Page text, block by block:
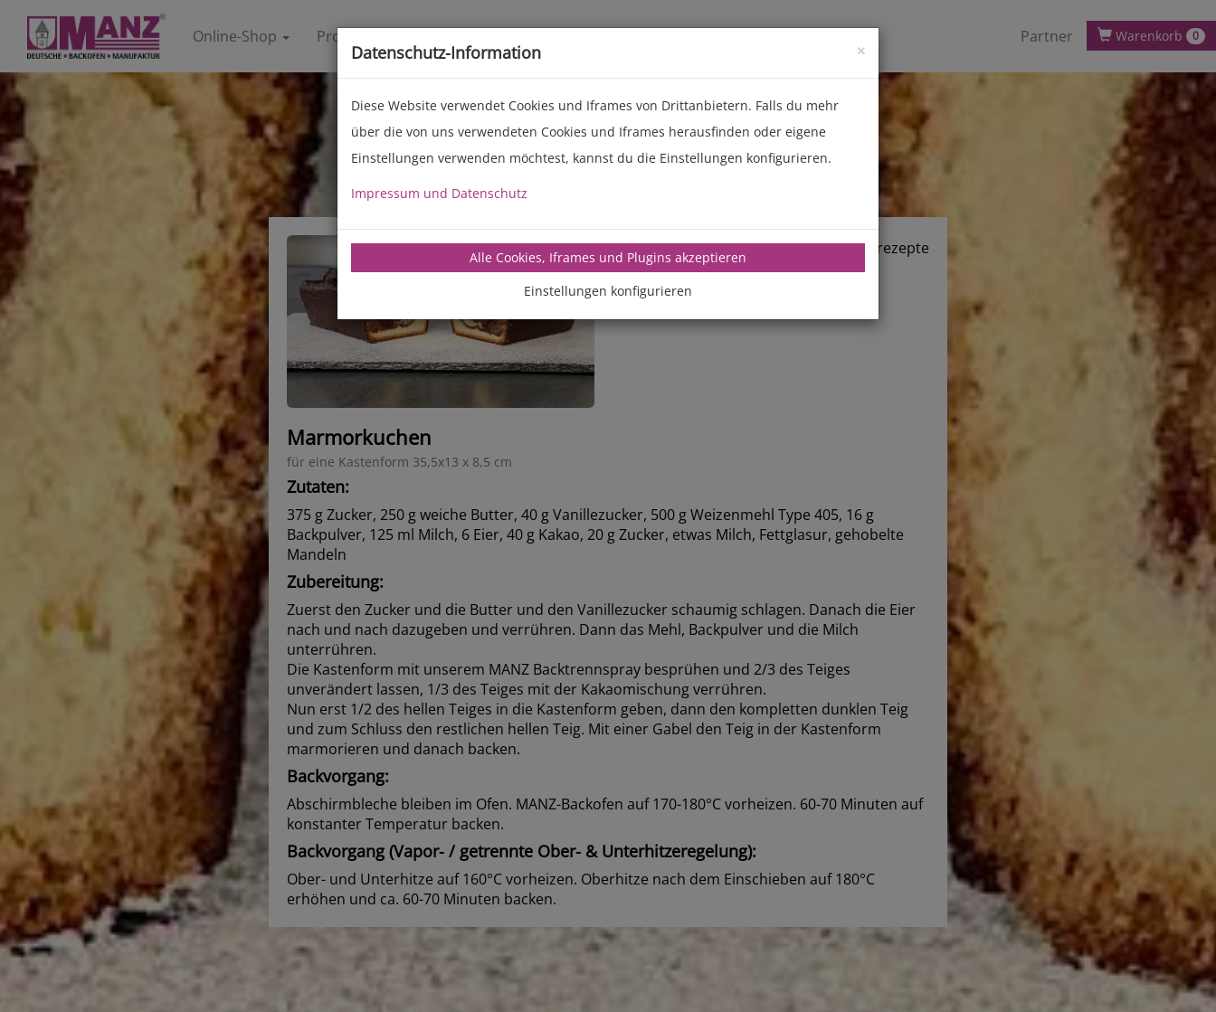
Online-Shop Produkte Partner Warenkorb 0
manz-backtechnik.de/rezepte
Marmorkuchen
für eine Kastenform 35,5x13 x 8,5 cm
Zutaten:
375 g Zucker, 250 g weiche Butter, 40 g Vanillezucker, 500 g Weizenmehl Type 405, 16 g
Backpulver, 125 ml Milch, 6 Eier, 40 g Kakao, 20 g Zucker, etwas Milch, Fettglasur, gehobelte
Mandeln
Zubereitung:
Zuerst den Zucker und die Butter und den Vanillezucker schaumig schlagen. Danach die Eier
nach und nach dazugeben und verrühren. Dann das Mehl, Backpulver und die Milch
unterrühren.
Die Kastenform mit unserem MANZ Backtrennspray besprühen und 2/3 des Teiges
unverändert lassen, 1/3 des Teiges mit der Kakaomischung verrühren.
Nun erst 1/2 des hellen Teiges in die Kastenform geben, dann den kompletten dunklen Teig
und zum Schluss den restlichen hellen Teig. Mit einer Gabel den Teig in der Kastenform
marmorieren und danach backen.
Backvorgang:
Abschirmbleche bleiben im Ofen. MANZ-Backofen auf 170-180°C vorheizen. 60-70 Minuten auf
konstanter Temperatur backen.
Backvorgang (Vapor- / getrennte Ober- & Unterhitzeregelung):
Ober- und Unterhitze auf 160°C vorheizen. Oberhitze nach dem Einschieben auf 180°C
erhöhen und ca. 60-70 Minuten backen.
×
Datenschutz-Information
Diese Website verwendet Cookies und Iframes von Drittanbietern. Falls du mehr
über die von uns verwendeten Cookies und Iframes herausfinden oder eigene
Einstellungen verwenden möchtest, kannst du die Einstellungen konfigurieren.
Impressum und Datenschutz
Alle Cookies, Iframes und Plugins akzeptieren
Einstellungen konfigurieren